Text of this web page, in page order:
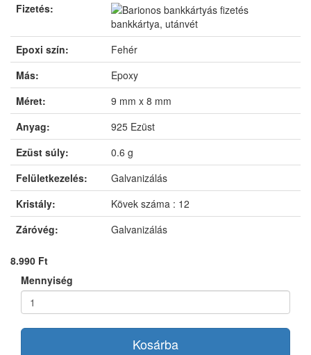
Fizetés:
bankkártya, utánvét
Epoxi szín:
Fehér
Más:
Epoxy
Méret:
9 mm x 8 mm
Anyag:
925 Ezüst
Ezüst súly:
0.6 g
Felületkezelés:
Galvanizálás
Kristály:
Kövek száma : 12
Záróvég:
Galvanizálás
8.990 Ft
Mennyiség
Kosárba